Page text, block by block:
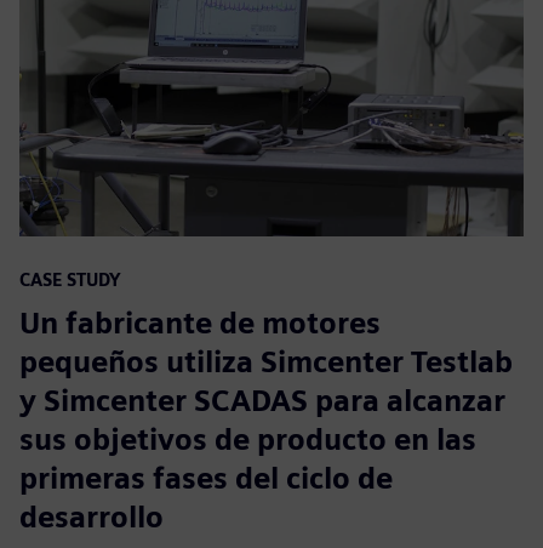
CASE STUDY
Un fabricante de motores
pequeños utiliza Simcenter Testlab
y Simcenter SCADAS para alcanzar
sus objetivos de producto en las
primeras fases del ciclo de
desarrollo